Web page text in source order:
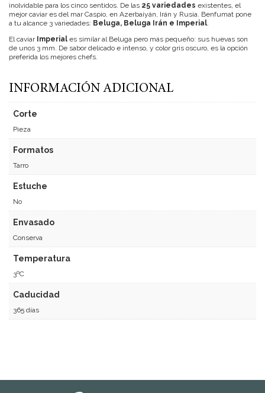
inolvidable para los cinco sentidos. De las 25 variedades existentes, el
mejor caviar es del mar Caspio, en Azerbaiyán, Irán y Rusia. Benfumat pone
a tu alcance 3 variedades: Beluga, Beluga Irán e Imperial.
El caviar Imperial es similar al Beluga pero más pequeño: sus huevas son
de unos 3 mm. De sabor delicado e intenso, y color gris oscuro, es la opción
preferida los mejores chefs.
INFORMACIÓN ADICIONAL
Corte
Pieza
Formatos
Tarro
Estuche
No
Envasado
Conserva
Temperatura
3ºC
Caducidad
365 días